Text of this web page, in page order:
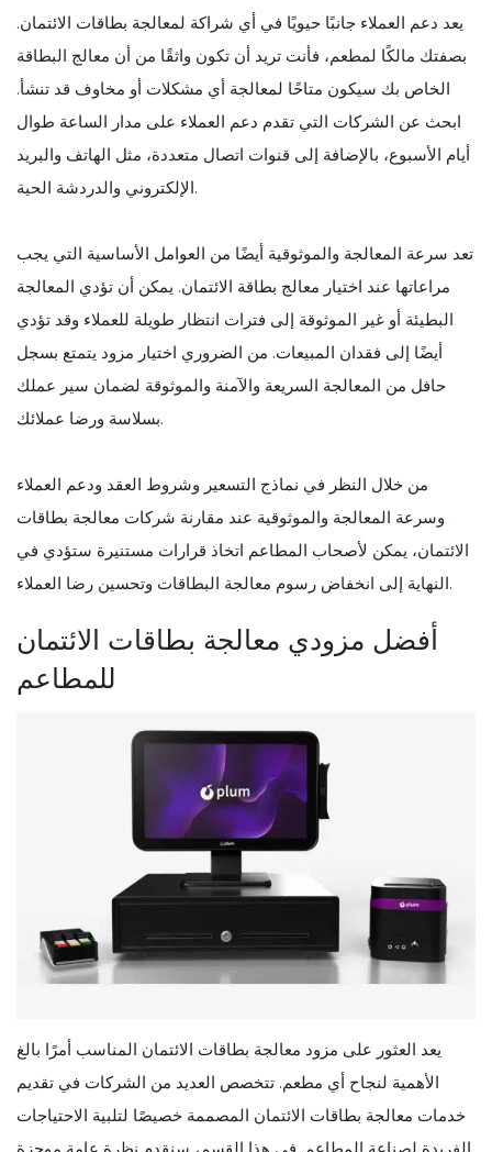
يعد دعم العملاء جانبًا حيويًا في أي شراكة لمعالجة بطاقات الائتمان.
بصفتك مالكًا لمطعم، فأنت تريد أن تكون واثقًا من أن معالج البطاقة
الخاص بك سيكون متاحًا لمعالجة أي مشكلات أو مخاوف قد تنشأ.
ابحث عن الشركات التي تقدم دعم العملاء على مدار الساعة طوال
أيام الأسبوع، بالإضافة إلى قنوات اتصال متعددة، مثل الهاتف والبريد
الإلكتروني والدردشة الحية.
تعد سرعة المعالجة والموثوقية أيضًا من العوامل الأساسية التي يجب
مراعاتها عند اختيار معالج بطاقة الائتمان. يمكن أن تؤدي المعالجة
البطيئة أو غير الموثوقة إلى فترات انتظار طويلة للعملاء وقد تؤدي
أيضًا إلى فقدان المبيعات. من الضروري اختيار مزود يتمتع بسجل
حافل من المعالجة السريعة والآمنة والموثوقة لضمان سير عملك
بسلاسة ورضا عملائك.
من خلال النظر في نماذج التسعير وشروط العقد ودعم العملاء
وسرعة المعالجة والموثوقية عند مقارنة شركات معالجة بطاقات
الائتمان، يمكن لأصحاب المطاعم اتخاذ قرارات مستنيرة ستؤدي في
النهاية إلى انخفاض رسوم معالجة البطاقات وتحسين رضا العملاء.
أفضل مزودي معالجة بطاقات الائتمان
للمطاعم
يعد العثور على مزود معالجة بطاقات الائتمان المناسب أمرًا بالغ
الأهمية لنجاح أي مطعم. تتخصص العديد من الشركات في تقديم
خدمات معالجة بطاقات الائتمان المصممة خصيصًا لتلبية الاحتياجات